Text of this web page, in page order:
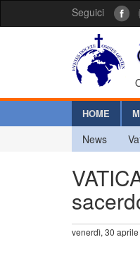
Seguici
HOME
News
venerdì, 30 aprile